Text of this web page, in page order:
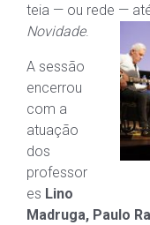
teia — ou rede —
Novidade.
A sessão
encerrou
com a
atuação
dos
professor
es Lino
Madruga, Paulo